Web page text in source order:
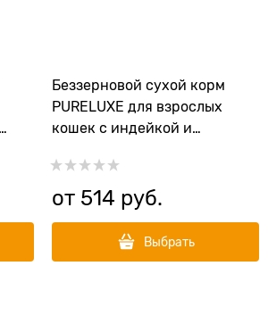
Беззерновой сухой корм
PURELUXE для взрослых
кошек с индейкой и
от 514 руб.
Выбрать